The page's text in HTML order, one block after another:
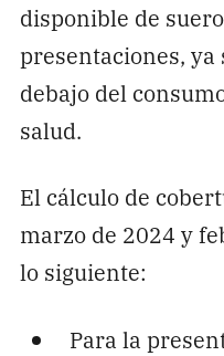
disponible de
presentaciones,
debajo del
salud.
El cálculo de
marzo de 2024 y
lo siguiente:
Para la